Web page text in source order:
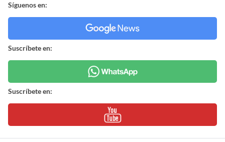
Síguenos en:
Suscríbete en:
Suscríbete en: